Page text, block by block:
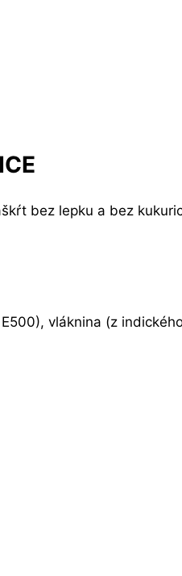
bez lepku a bez
vláknina (z